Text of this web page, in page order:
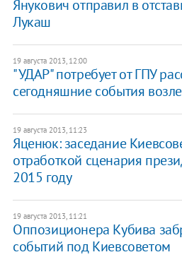
Янукович отправил в
Лукаш
19 августа 2013, 12:00
"УДАР" потребует от ГПУ
сегодняшние события
19 августа 2013, 11:23
Яценюк: заседание
отработкой сценария
2015 году
19 августа 2013, 11:21
Оппозиционера Кубива
событий под Киевсоветом